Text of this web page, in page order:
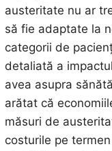
austeritate nu ar
să fie adaptate la
categorii de
detaliată a
avea asupra
arătat că
măsuri de
costurile pe